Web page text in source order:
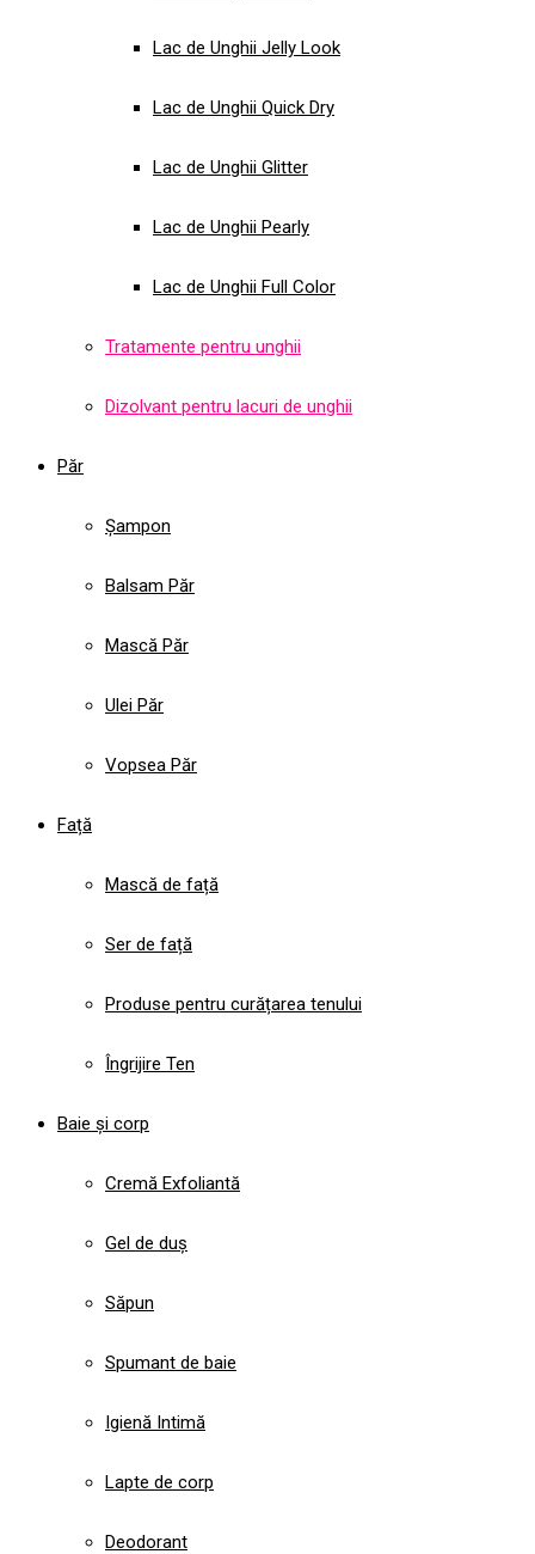
Lac de Unghii Jelly Look
Lac de Unghii Quick Dry
Lac de Unghii Glitter
Lac de Unghii Pearly
Lac de Unghii Full Color
Tratamente pentru unghii
Dizolvant pentru lacuri de unghii
Păr
Șampon
Balsam Păr
Mască Păr
Ulei Păr
Vopsea Păr
Față
Mască de față
Ser de față
Produse pentru curățarea tenului
Îngrijire Ten
Baie și corp
Cremă Exfoliantă
Gel de duș
Săpun
Spumant de baie
Igienă Intimă
Lapte de corp
Deodorant